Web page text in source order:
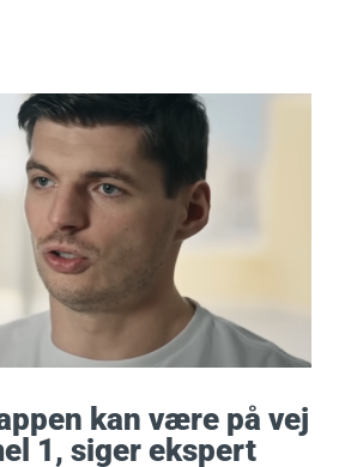
kan være på vej
1, siger ekspert